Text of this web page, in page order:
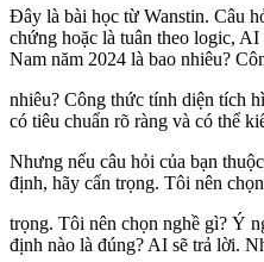
Đây là bài học từ Wanstin. Câu
chứng hoặc là tuân theo logic,
Nam năm 2024 là bao nhiêu?
nhiêu? Công thức tính diện tích
có tiêu chuẩn rõ ràng và có thể
Nhưng nếu câu hỏi của bạn
định, hãy cẩn trọng. Tôi nên
trọng. Tôi nên chọn nghề gì? Ý
định nào là đúng? AI sẽ trả lời.